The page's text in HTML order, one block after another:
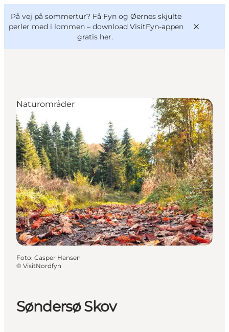
På vej på sommertur? Få Fyn og Øernes skjulte
perler med i lommen – download VisitFyn-appen
gratis her.
Oplevelser
Outdoor
Mad og drikke
Overnatning
Book lokale oplevelser
VisitFyn
Deutsch
Søndersø Skov
Naturområder
Foto: Casper Hansen
© VisitNordfyn